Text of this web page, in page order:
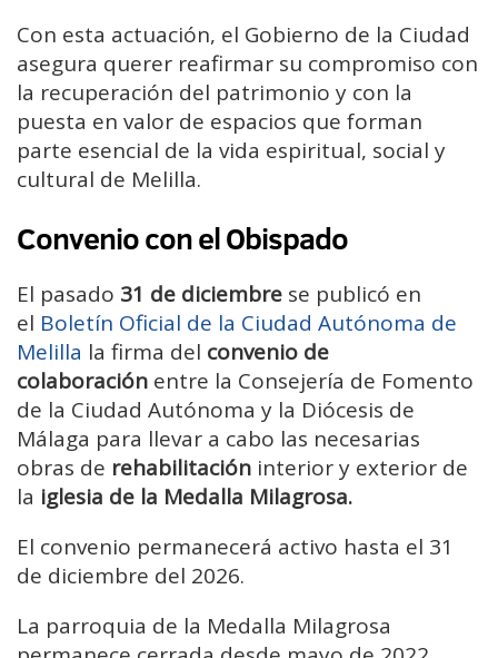
Con esta actuación, el Gobierno de la Ciudad
asegura querer reafirmar su compromiso con
la recuperación del patrimonio y con la
puesta en valor de espacios que forman
parte esencial de la vida espiritual, social y
cultural de Melilla.
Convenio con el Obispado
El pasado 31 de diciembre se publicó en
el Boletín Oficial de la Ciudad Autónoma de
Melilla la firma del convenio de
colaboración entre la Consejería de Fomento
de la Ciudad Autónoma y la Diócesis de
Málaga para llevar a cabo las necesarias
obras de rehabilitación interior y exterior de
la iglesia de la Medalla Milagrosa.
El convenio permanecerá activo hasta el 31
de diciembre del 2026.
La parroquia de la Medalla Milagrosa